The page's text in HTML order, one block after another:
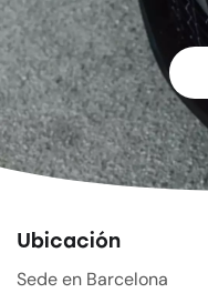
Ubicación
Sede en Barcelona